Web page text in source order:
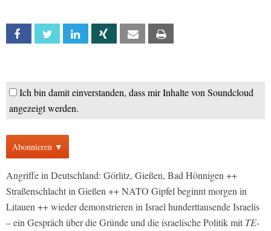
Facebook Twitter Linkedin Xing Email
Ich bin damit einverstanden, dass mir Inhalte von Soundcloud
angezeigt werden.
Abonnieren ▼
Angriffe in Deutschland: Görlitz, Gießen, Bad Hönnigen ++
Straßenschlacht in Gießen ++ NATO Gipfel beginnt morgen in
Litauen ++ wieder demonstrieren in Israel hunderttausende Israelis
– ein Gespräch über die Gründe und die israelische Politik mit TE-